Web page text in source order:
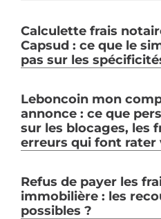
Calculette frais
Capsud : ce que le
pas sur les
Leboncoin mon
annonce : ce que
sur les blocages, les
erreurs qui font rater
Refus de payer les
immobilière : les
possibles ?